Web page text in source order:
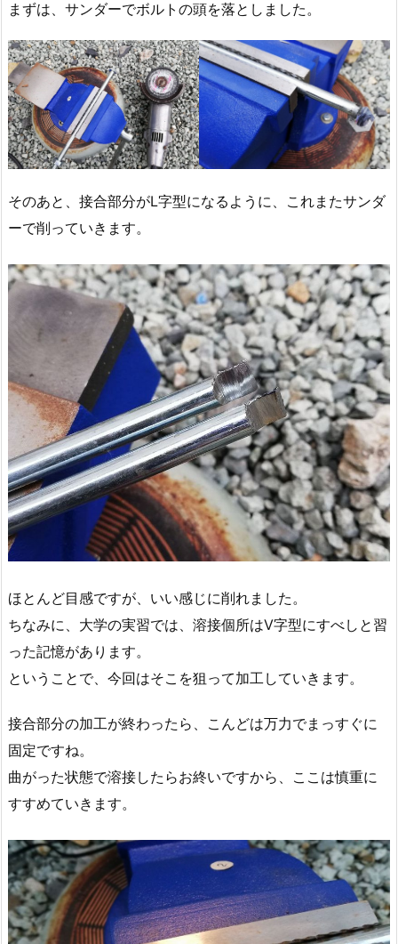
まずは、サンダーでボルトの頭を落としました。
そのあと、接合部分がL字型になるように、これまたサンダ
ーで削っていきます。
ほとんど目感ですが、いい感じに削れました。
ちなみに、大学の実習では、溶接個所はV字型にすべしと習
った記憶があります。
ということで、今回はそこを狙って加工していきます。
接合部分の加工が終わったら、こんどは万力でまっすぐに
固定ですね。
曲がった状態で溶接したらお終いですから、ここは慎重に
すすめていきます。